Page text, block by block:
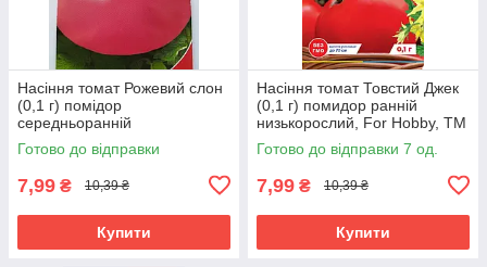
Насіння томат Рожевий слон
(0,1 г) помідор
середньоранній
високорослий, For Hobby, TM
GL Seeds
Готово до відправки
7,99 ₴ 10,39 ₴
Купити
Насіння томат Товстий Джек
(0,1 г) помидор ранній
низькорослий, For Hobby, TM
GL Seeds
Готово до відправки 7 од.
7,99 ₴ 10,39 ₴
Купити